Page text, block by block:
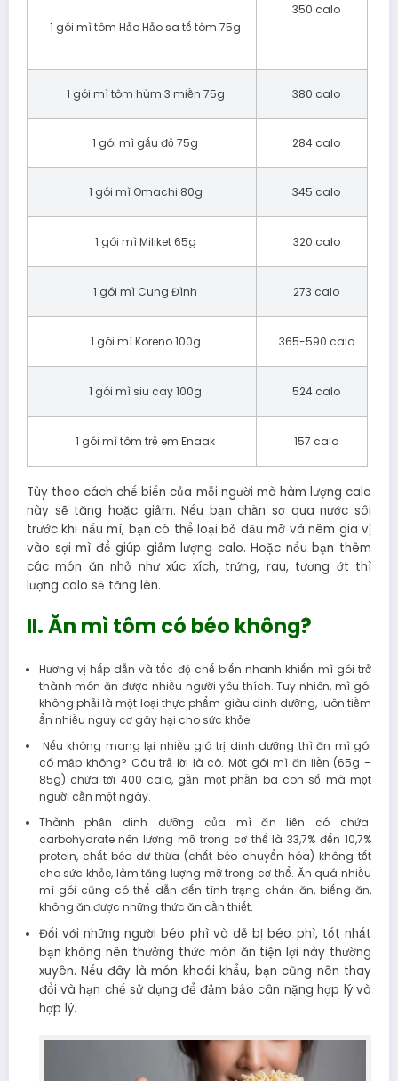
1 gói mì tôm Hảo Hảo sa tế tôm 75g
350 calo
1 gói mì tôm hùm 3 miền 75g 380 calo
1 gói mì gấu đỏ 75g 284 calo
1 gói mì Omachi 80g 345 calo
1 gói mì Miliket 65g 320 calo
1 gói mì Cung Đình 273 calo
1 gói mì Koreno 100g 365-590 calo
1 gói mì siu cay 100g 524 calo
1 gói mì tôm trẻ em Enaak 157 calo
Tùy theo cách chế biến của mỗi người mà hàm lượng calo
này sẽ tăng hoặc giảm. Nếu bạn chần sơ qua nước sôi
trước khi nấu mì, bạn có thể loại bỏ dầu mỡ và nêm gia vị
vào sợi mì để giúp giảm lượng calo. Hoặc nếu bạn thêm
các món ăn nhỏ như xúc xích, trứng, rau, tương ớt thì
lượng calo sẽ tăng lên.
II. Ăn mì tôm có béo không?
Hương vị hấp dẫn và tốc độ chế biến nhanh khiến mì gói trở
thành món ăn được nhiều người yêu thích. Tuy nhiên, mì gói
không phải là một loại thực phẩm giàu dinh dưỡng, luôn tiềm
ẩn nhiều nguy cơ gây hại cho sức khỏe.
Nếu không mang lại nhiều giá trị dinh dưỡng thì ăn mì gói
có mập không? Câu trả lời là có. Một gói mì ăn liền (65g –
85g) chứa tới 400 calo, gần một phần ba con số mà một
người cần một ngày.
Thành phần dinh dưỡng của mì ăn liền có chứa:
carbohydrate nên lượng mỡ trong cơ thể là 33,7% đến 10,7%
protein, chất béo dư thừa (chất béo chuyển hóa) không tốt
cho sức khỏe, làm tăng lượng mỡ trong cơ thể. Ăn quá nhiều
mì gói cũng có thể dẫn đến tình trạng chán ăn, biếng ăn,
không ăn được những thức ăn cần thiết.
Đối với những người béo phì và dễ bị béo phì, tốt nhất
bạn không nên thưởng thức món ăn tiện lợi này thường
xuyên. Nếu đây là món khoái khẩu, bạn cũng nên thay
đổi và hạn chế sử dụng để đảm bảo cân nặng hợp lý và
hợp lý.